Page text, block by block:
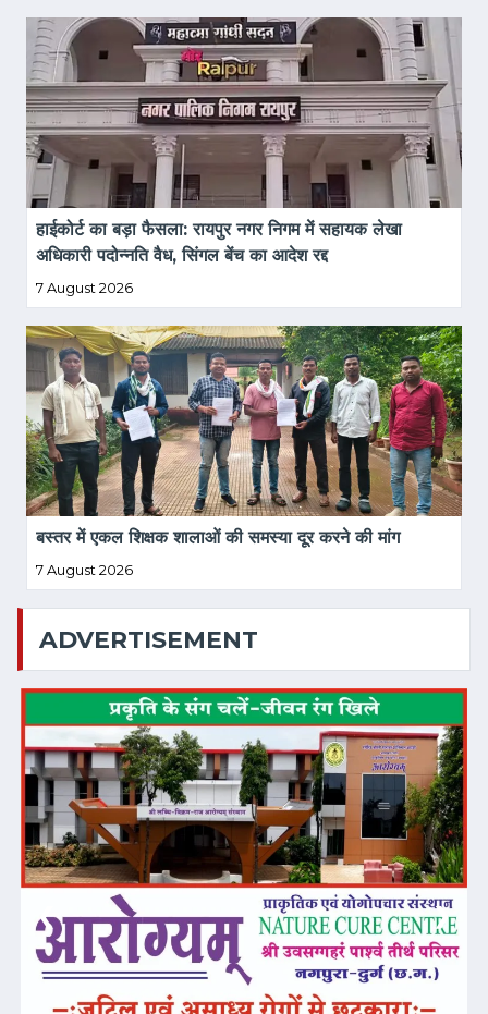
हाईकोर्ट का बड़ा फैसला: रायपुर नगर निगम में सहायक लेखा
अधिकारी पदोन्नति वैध, सिंगल बेंच का आदेश रद्द
7 August 2026
बस्तर में एकल शिक्षक शालाओं की समस्या दूर करने की मांग
7 August 2026
ADVERTISEMENT
❮ ❯